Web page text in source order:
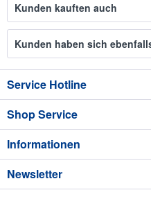
Kunden kauften auch
Kunden haben sich
Service Hotline
Shop Service
Informationen
Newsletter